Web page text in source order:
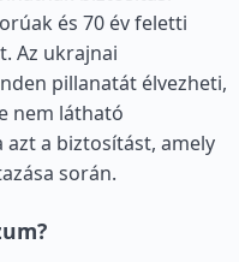
és 70 év feletti
Az ukrajnai
pillanatát élvezheti,
nem látható
azt a biztosítást, amely
során.